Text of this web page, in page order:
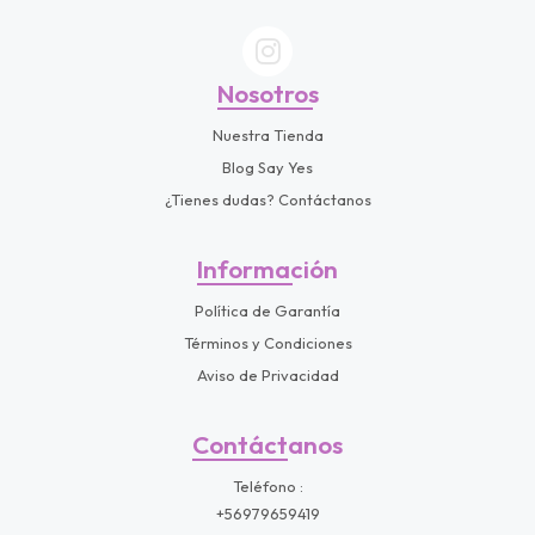
Nosotros
Nuestra Tienda
Blog Say Yes
¿Tienes dudas? Contáctanos
Información
Política de Garantía
Términos y Condiciones
Aviso de Privacidad
Contáctanos
Teléfono
+56979659419